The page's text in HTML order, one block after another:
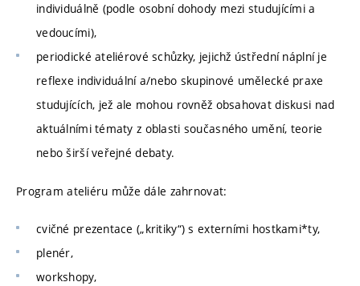
individuálně (podle osobní dohody mezi studujícími a
vedoucími),
periodické ateliérové schůzky, jejichž ústřední náplní je
reflexe individuální a/nebo skupinové umělecké praxe
studujících, jež ale mohou rovněž obsahovat diskusi nad
aktuálními tématy z oblasti současného umění, teorie
nebo širší veřejné debaty.
Program ateliéru může dále zahrnovat:
cvičné prezentace („kritiky“) s externími hostkami*ty,
plenér,
workshopy,